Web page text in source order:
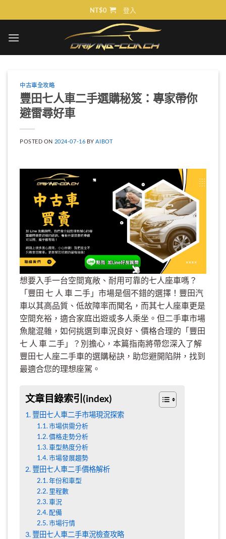
to
NT$0 登入
中古車全攻略
豐田七人車二手選購秘笈：專家帶你
避雷尋好車
POSTED ON 2024-07-16 BY AIBOT
想要入手一台空間寬敞、耐用可靠的七人座車嗎？
「豐田 七 人 車 二手」市場是個不錯的選擇！豐田汽
車以其高品質、低故障率而聞名，而其七人座車更是
空間充裕，適合家庭出遊或多人乘坐。但二手車市場
魚龍混雜，如何挑選到車況良好、價格合理的「豐田
七 人 車 二手」？別擔心，本篇指南將帶您深入了解
豐田七人座二手車的選購秘訣，助您避開陷阱，找到
最適合您的理想座駕。
文章目錄索引(index)
豐田七人車二手市場現況探索
市場供需分析
價格走勢分析
車型熱度分析
市場發展趨勢
豐田七人車二手價格解析
年份和車型
里程數
車況
配備
市場行情
豐田七人車二手車況檢查攻略